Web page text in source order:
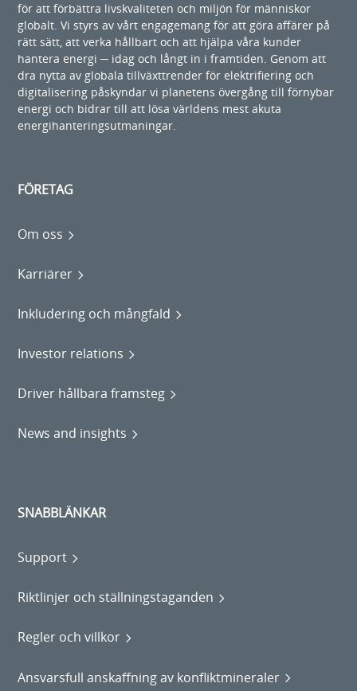
för att förbättra livskvaliteten och miljön för människor
globalt. Vi styrs av vårt engagemang för att göra affärer på
rätt sätt, att verka hållbart och att hjälpa våra kunder
hantera energi ─ idag och långt in i framtiden. Genom att
dra nytta av globala tillväxttrender för elektrifiering och
digitalisering påskyndar vi planetens övergång till förnybar
energi och bidrar till att lösa världens mest akuta
energihanteringsutmaningar.
FÖRETAG
Om oss
Karriärer
Inkludering och mångfald
Investor relations
Driver hållbara framsteg
News and insights
SNABBLÄNKAR
Support
Riktlinjer och ställningstaganden
Regler och villkor
Ansvarsfull anskaffning av konfliktmineraler